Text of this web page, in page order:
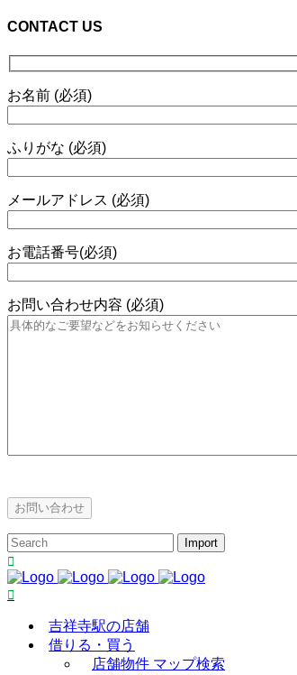
CONTACT US
お名前 (必須)
ふりがな (必須)
メールアドレス (必須)
お電話番号(必須)
お問い合わせ内容 (必須)
吉祥寺駅の店舗
借りる・買う
店舗物件 マップ検索